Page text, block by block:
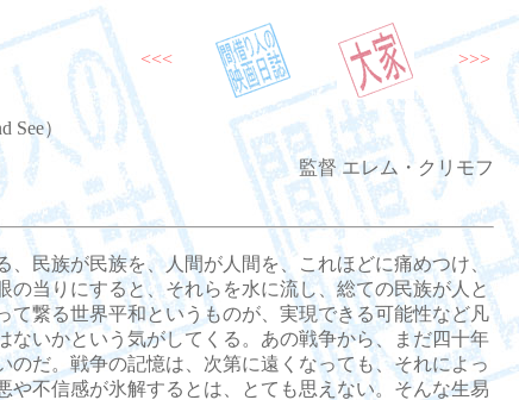
<<< >>>
See）
監督 エレム・クリモフ
民族が民族を、人間が人間を、これほどに痛めつけ、
の当りにすると、それらを水に流し、総ての民族が人と
て繋る世界平和というものが、実現できる可能性など凡
ないかという気がしてくる。あの戦争から、まだ四十年
のだ。戦争の記憶は、次第に遠くなっても、それによっ
や不信感が氷解するとは、とても思えない。そんな生易